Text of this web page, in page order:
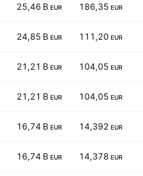
25,46 B EUR 186,35 EUR
24,85 B EUR 111,20 EUR
21,21 B EUR 104,05 EUR
21,21 B EUR 104,05 EUR
16,74 B EUR 14,392 EUR
16,74 B EUR 14,378 EUR